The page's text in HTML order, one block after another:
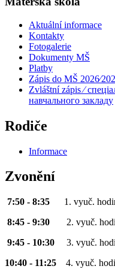
Aktuální informace
Kontakty
Fotogalerie
Dokumenty MŠ
Platby
Zápis do MŠ
Zvláštní zápis ⁄
навчального закладу
Rodiče
Informace
Zvonění
7:50 - 8:35 1. vyuč.
8:45 - 9:30 2. vyuč.
9:45 - 10:30 3. vyuč.
10:40 - 11:25 4. vyuč.